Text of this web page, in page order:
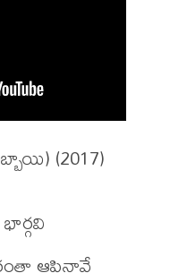
(2017)
ఆపినావే